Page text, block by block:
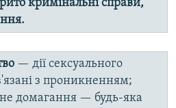
кримінальні справи,
— дії сексуального
з проникненням;
домагання — будь-яка